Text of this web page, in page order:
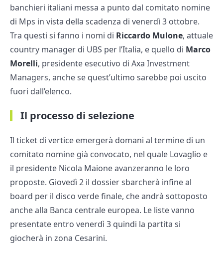
banchieri italiani messa a punto dal comitato nomine
di Mps in vista della scadenza di venerdì 3 ottobre.
Tra questi si fanno i nomi di Riccardo Mulone, attuale
country manager di UBS per l’Italia, e quello di Marco
Morelli, presidente esecutivo di Axa Investment
Managers, anche se quest’ultimo sarebbe poi uscito
fuori dall’elenco.
Il processo di selezione
Il ticket di vertice emergerà domani al termine di un
comitato nomine già convocato, nel quale Lovaglio e
il presidente Nicola Maione avanzeranno le loro
proposte. Giovedì 2 il dossier sbarcherà infine al
board per il disco verde finale, che andrà sottoposto
anche alla Banca centrale europea. Le liste vanno
presentate entro venerdì 3 quindi la partita si
giocherà in zona Cesarini.